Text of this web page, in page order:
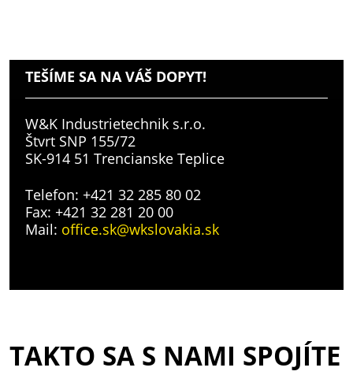
TAKTO SA S NAMI SPOJÍTE
TEŠÍME SA NA VÁŠ DOPYT!
W&K Industrietechnik s.r.o.
Štvrt SNP 155/72
SK-914 51 Trencianske Teplice
Telefon: +421 32 285 80 02
Fax: +421 32 281 20 00
Mail: office.sk@wkslovakia.sk